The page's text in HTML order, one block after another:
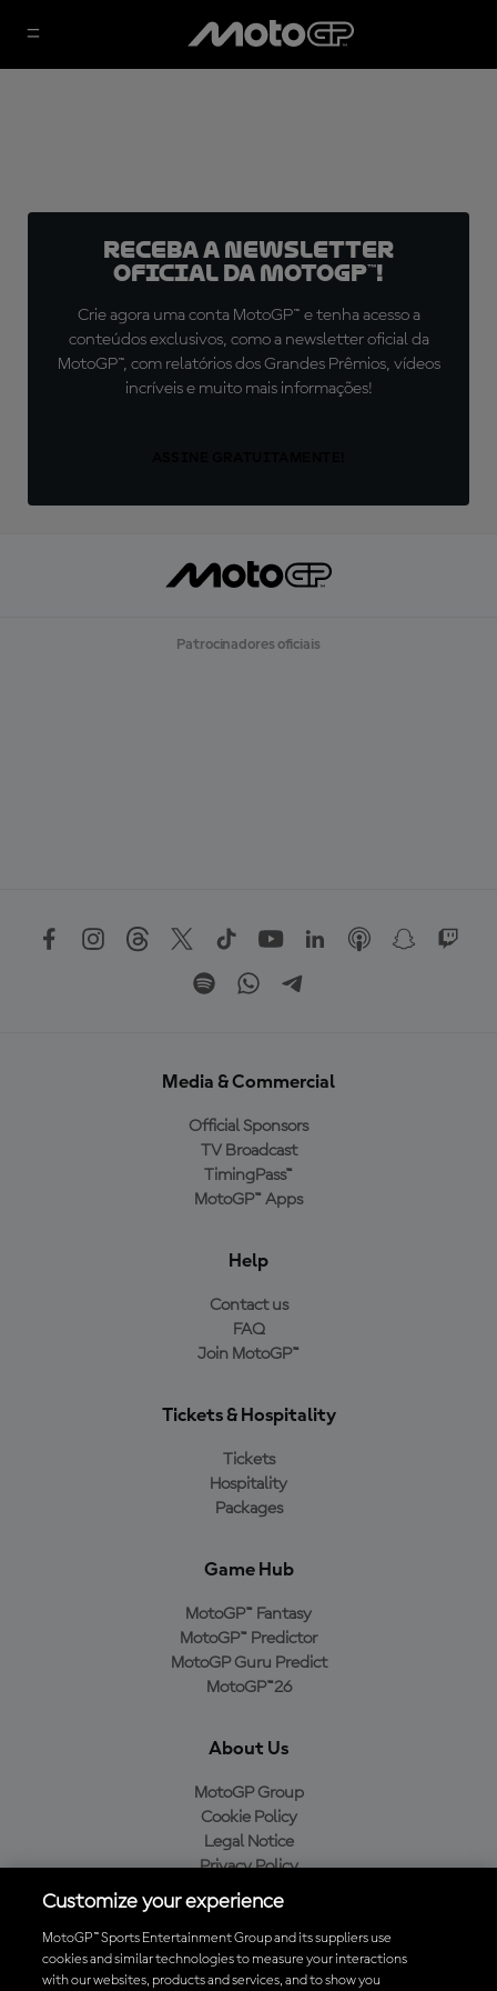
Receba a newsletter
oficial da MotoGP™!
Crie agora uma conta MotoGP™ e tenha acesso a
conteúdos exclusivos, como a newsletter oficial da
MotoGP™, com relatórios dos Grandes Prêmios, vídeos
incríveis e muito mais informações!
Patrocinadores oficiais
Media & Commercial
Official Sponsors
TV Broadcast
TimingPass™
MotoGP™ Apps
Help
Contact us
FAQ
Join MotoGP™
Tickets & Hospitality
Tickets
Hospitality
Packages
Game Hub
MotoGP™ Fantasy
MotoGP™ Predictor
MotoGP Guru Predict
MotoGP™26
About Us
MotoGP Group
Cookie Policy
Legal Notice
Privacy Policy
Purchase Policy
Baixe o aplicativo oficial da MotoGP™
Customize your experience
MotoGP™ Sports Entertainment Group and its suppliers use
cookies and similar technologies to measure your interactions
with our websites, products and services, and to show you